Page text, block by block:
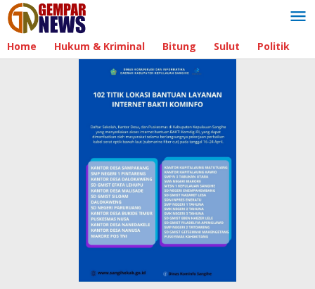
Lewati
ke
konten
Home Hukum & Kriminal Bitung Sulut Politik